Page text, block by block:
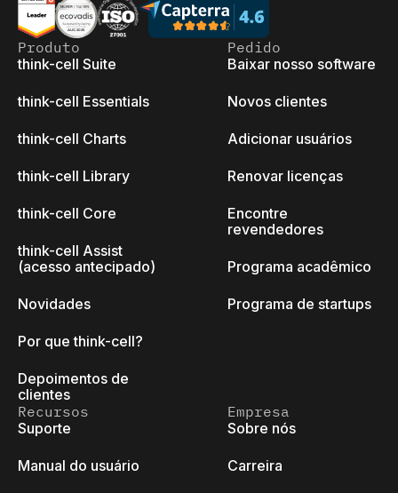
Produto
think-cell Suite
think-cell Essentials
think-cell Charts
think-cell Library
think-cell Core
think-cell Assist
(acesso antecipado)
Novidades
Por que think-cell?
Depoimentos de
clientes
Pedido
Baixar nosso software
Novos clientes
Adicionar usuários
Renovar licenças
Encontre
revendedores
Programa acadêmico
Programa de startups
Recursos
Suporte
Manual do usuário
Empresa
Sobre nós
Carreira